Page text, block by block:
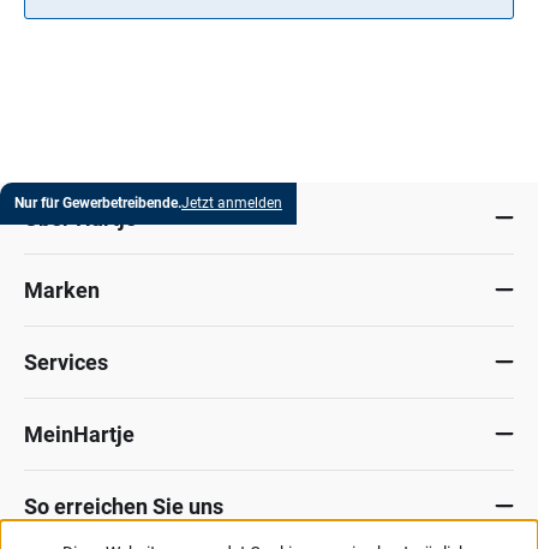
Nur für Gewerbetreibende.Jetzt anmelden
Marken
Services
MeinHartje
So erreichen Sie uns